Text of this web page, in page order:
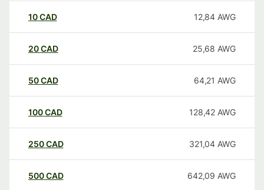
10CAD 12,84 AWG
20CAD 25,68 AWG
50CAD 64,21 AWG
100CAD 128,42 AWG
250CAD 321,04 AWG
500CAD 642,09 AWG